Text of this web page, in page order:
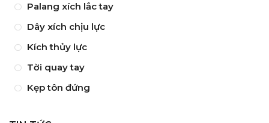
Palang xích lắc tay
Dây xích chịu lực
Kích thủy lực
Tời quay tay
Kẹp tôn đứng